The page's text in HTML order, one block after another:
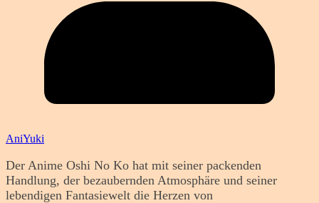
AniYuki
Der Anime Oshi No Ko hat mit seiner packenden
Handlung, der bezaubernden Atmosphäre und seiner
lebendigen Fantasiewelt die Herzen von